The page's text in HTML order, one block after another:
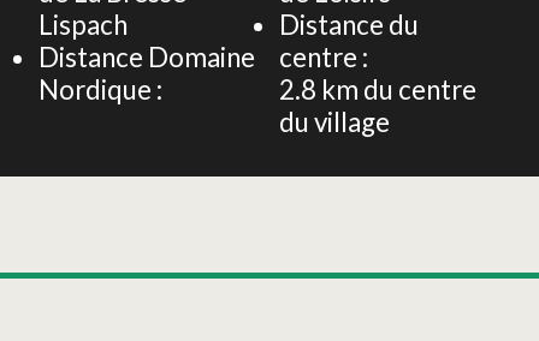
Lispach
Distance Domaine
Nordique :
Distance du
centre :
2.8 km du centre
du village